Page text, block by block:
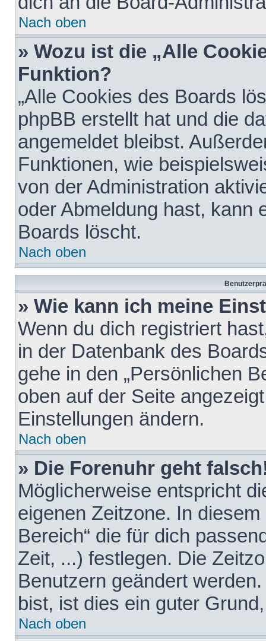
Nach oben
» Wozu ist die „Alle
Funktion?
„Alle Cookies des Boards
phpBB erstellt hat und die
angemeldet bleibst.
Funktionen, wie
von der Administration
oder Abmeldung hast, kann
Boards löscht.
Nach oben
» Wie kann ich meine
Wenn du dich registriert
in der Datenbank des
gehe in den „Persönlichen
oben auf der Seite
Einstellungen ändern.
Nach oben
» Die Forenuhr geht
Möglicherweise entspricht
eigenen Zeitzone. In
Bereich“ die für dich
Zeit, ...) festlegen. Die
Benutzern geändert
bist, ist dies ein guter
Nach oben